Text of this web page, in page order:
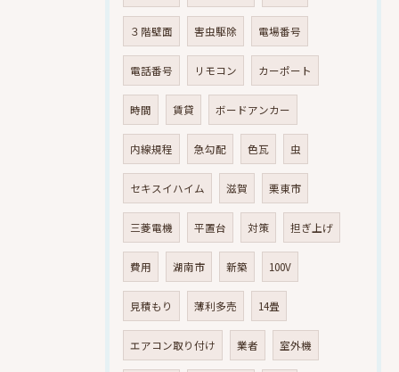
３階壁面 害虫駆除 電場番号
電話番号 リモコン カーポート
時間 賃貸 ボードアンカー
内線規程 急勾配 色瓦 虫
セキスイハイム 滋賀 栗東市
三菱電機 平置台 対策 担ぎ上げ
費用 湖南市 新築 100V
見積もり 薄利多売 14畳
エアコン取り付け 業者 室外機